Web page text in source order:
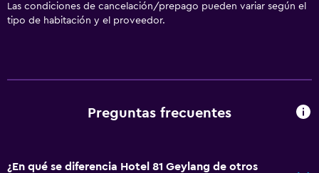
Servicios y facilidades
Cajero automático/banco
Sistema de entretenimiento
TV de pantalla plana
Las condiciones de cancelación/prepago pueden variar según el
tipo de habitación y el proveedor.
Preguntas frecuentes
¿En qué se diferencia Hotel 81 Geylang de otros